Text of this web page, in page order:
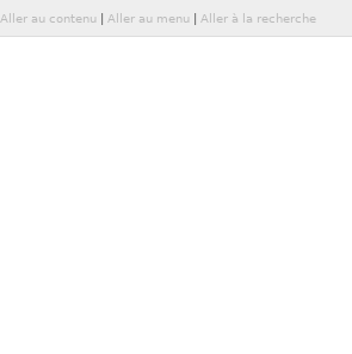
Aller au contenu | Aller au menu | Aller à la recherche